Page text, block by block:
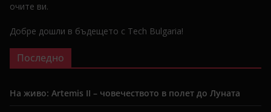
очите ви.
Добре дошли в бъдещето с Tech Bulgaria!
Последно
На живо: Artemis II – човечеството в полет до Луната